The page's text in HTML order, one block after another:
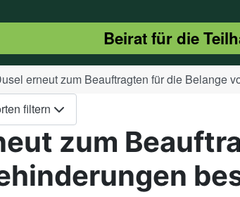
Beirat für die
erneut zum Beauftragten für die Belange
filtern
zum